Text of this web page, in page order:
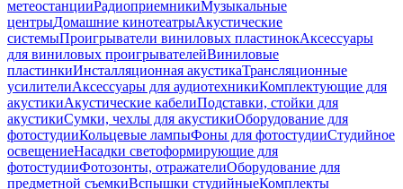
метеостанцииРадиоприемникиМузыкальные
центрыДомашние кинотеатрыАкустические
системыПроигрыватели виниловых пластинокАксессуары
для виниловых проигрывателейВиниловые
пластинкиИнсталляционная акустикаТрансляционные
усилителиАксессуары для аудиотехникиКомплектующие для
акустикиАкустические кабелиПодставки, стойки для
акустикиСумки, чехлы для акустикиОборудование для
фотостудииКольцевые лампыФоны для фотостудииСтудийное
освещениеНасадки светоформирующие для
фотостудииФотозонты, отражателиОборудование для
предметной съемкиВспышки студийныеКомплекты